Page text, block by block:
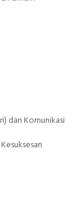
dan Komunikasi